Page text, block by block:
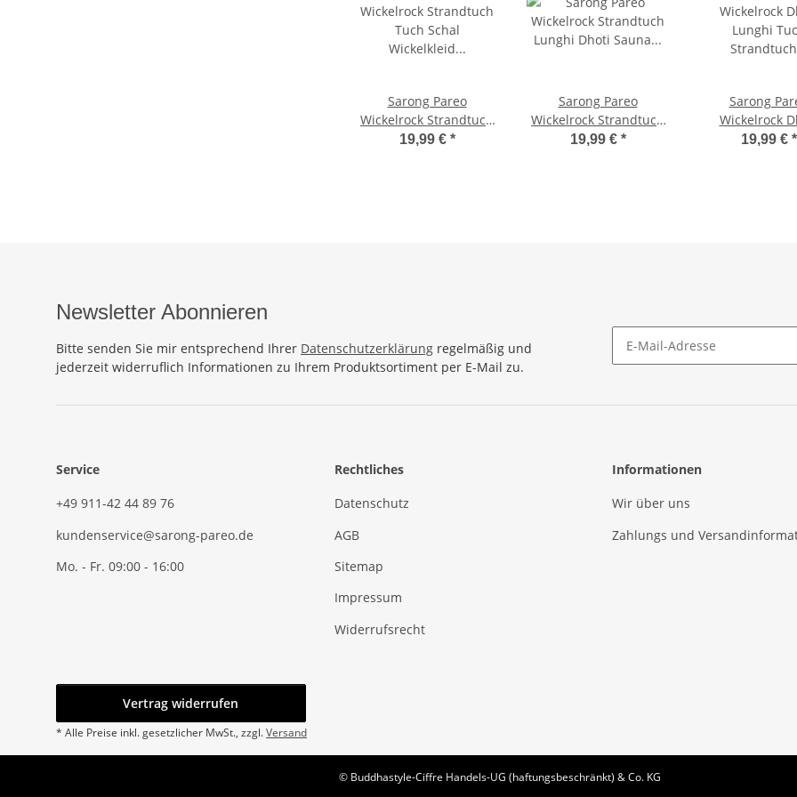
Sarong Pareo
Wickelrock Strandtuch
Tuch Schal Wickelkleid
19,99 € *
Sarong Pareo
Wickelrock Strandtuch
Lunghi Dhoti Sauna
19,99 € *
Sarong
Wickelrock
Lunghi Tuch
19,99 € *
Newsletter Abonnieren
Bitte senden Sie mir entsprechend Ihrer Datenschutzerklärung regelmäßig und
jederzeit widerruflich Informationen zu Ihrem Produktsortiment per E-Mail zu.
Service
+49 911-42 44 89 76
kundenservice@sarong-pareo.de
Mo. - Fr. 09:00 - 16:00
Rechtliches
Datenschutz
AGB
Sitemap
Impressum
Widerrufsrecht
Informationen
Wir über uns
Zahlungs und
Vertrag widerrufen
* Alle Preise inkl. gesetzlicher MwSt., zzgl.Versand
© Buddhastyle-Ciffre Handels-UG (haftungsbeschränkt) & Co. KG